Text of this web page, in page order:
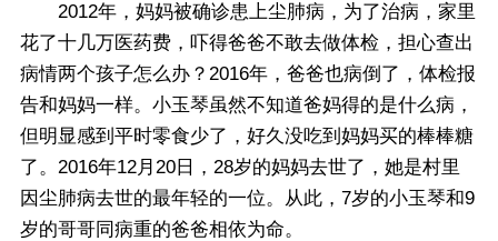
2012年，妈妈被确诊患上尘肺病，为了治病，家里
花了十几万医药费，吓得爸爸不敢去做体检，担心查出
病情两个孩子怎么办？2016年，爸爸也病倒了，体检报
告和妈妈一样。小玉琴虽然不知道爸妈得的是什么病，
但明显感到平时零食少了，好久没吃到妈妈买的棒棒糖
了。2016年12月20日，28岁的妈妈去世了，她是村里
因尘肺病去世的最年轻的一位。从此，7岁的小玉琴和9
岁的哥哥同病重的爸爸相依为命。